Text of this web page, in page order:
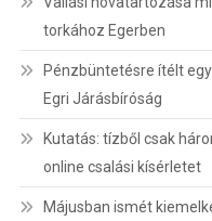
torkához Egerben
Pénzbüntetésre ítélt
Egri Járásbíróság
Kutatás: tízből csak
online csalási kísérletet
Májusban ismét